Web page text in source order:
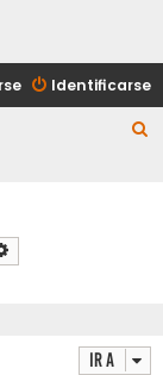
Identificarse
Ir a